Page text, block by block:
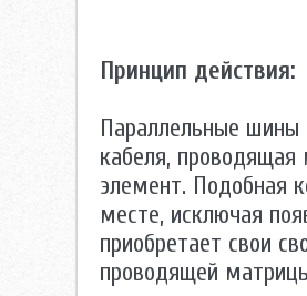
Принцип действия:
Параллельные шины
кабеля,
элемент. Подобная
месте, исключая
приобретает свои
проводящей